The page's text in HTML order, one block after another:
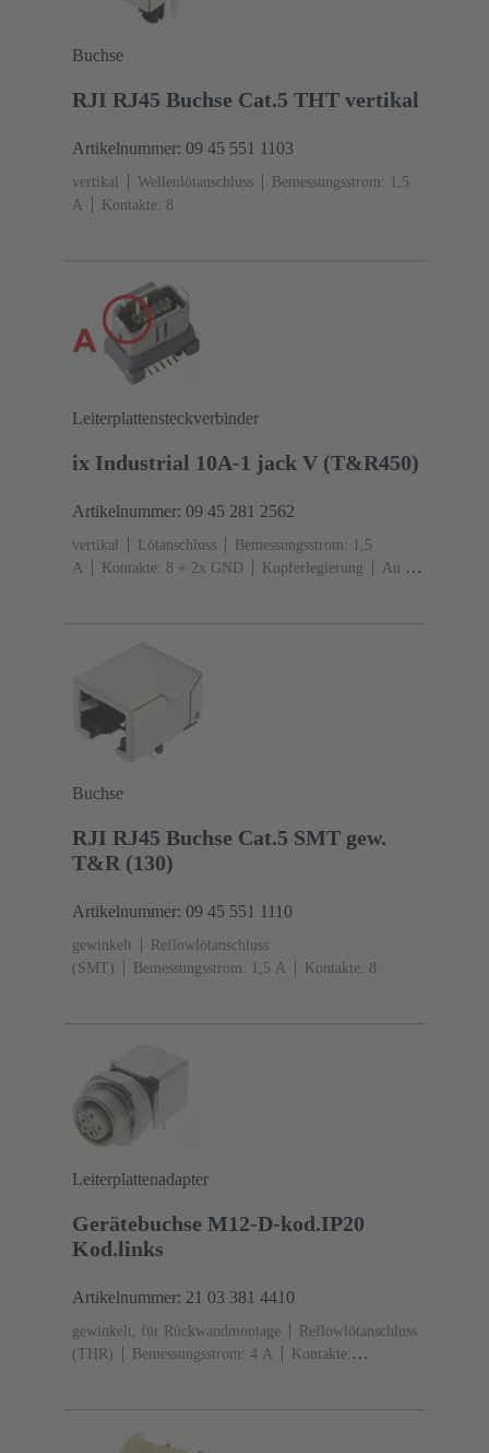
Buchse
RJI RJ45 Buchse Cat.5 THT vertikal
Artikelnummer: 09 45 551 1103
vertikal Wellenlötanschluss
Bemessungsstrom: ‌1,5
A
Kontakte: 8
Leiterplattensteckverbinder
ix Industrial 10A-1 jack V (T&R450)
Artikelnummer: 09 45 281 2562
vertikal Lötanschluss
Bemessungsstrom: ‌1,5
A
Kontakte: 8 + 2x GND Kupferlegierung
Au ≥
Buchse
RJI RJ45 Buchse Cat.5 SMT gew.
T&R (130)
Artikelnummer: 09 45 551 1110
gewinkelt
Reflowlötanschluss
(SMT)
Bemessungsstrom: ‌1,5 A Kontakte: 8
Leiterplattenadapter
Gerätebuchse M12-D-kod.IP20
Kod.links
Artikelnummer: 21 03 381 4410
gewinkelt, für Rückwandmontage
Reflowlötanschluss
(THR)
Bemessungsstrom: ‌4 A
Kontakte: